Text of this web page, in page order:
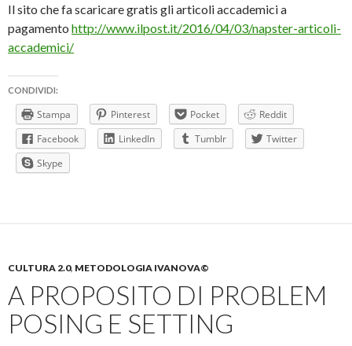
Il sito che fa scaricare gratis gli articoli accademici a
pagamento http://www.ilpost.it/2016/04/03/napster-articoli-
accademici/
CONDIVIDI:
Stampa Pinterest Pocket
Reddit
Facebook
LinkedIn Tumblr
Twitter
Skype
CULTURA 2.0, METODOLOGIA IVANOVA©
A PROPOSITO DI PROBLEM
POSING E SETTING